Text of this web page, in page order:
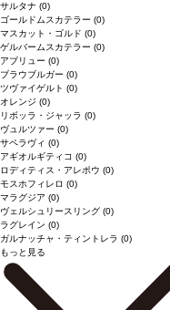
サルタナ (0)
ゴールドムスカテラー (0)
マスカット・ゴルド (0)
ゲルバームスカテラー (0)
アブリュー (0)
ブラウブルガー (0)
ツヴァイゲルト (0)
オレンジ (0)
リボッラ・ジャッラ (0)
ヴュルツァー (0)
サペラヴィ (0)
アギオルギティコ (0)
ロディティス・アレポウ (0)
モスホフィレロ (0)
マラグジア (0)
ヴェルシュリースリング (0)
ラグレイン (0)
ガルナッチャ・ティントレラ (0)
もっと見る